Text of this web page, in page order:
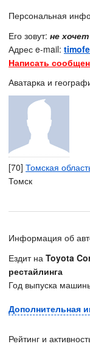
Персональная
Его зовут: не
Адрес e-mail:
Написать
Аватарка и
[70] Томская
Томск
Информация об
Ездит на Toyota
рестайлинга
Год выпуска
Дополнительная
Рейтинг и